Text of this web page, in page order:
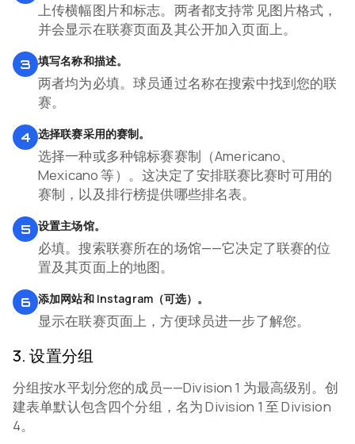
上传横幅图片和标志。两者都支持常见图片格式，
并会显示在联赛页面及其公开加入页面上。
3 填写名称和描述。
两者均为必填。球员通过名称在搜索中找到您的联
赛。
4 选择联赛采用的赛制。
选择一种或多种锦标赛赛制（Americano、
Mexicano 等）。这决定了安排联赛比赛时可用的
赛制，以及排行榜提供哪些排名表。
5 设置主场馆。
必填。搜索联赛所在的场馆——它决定了联赛的位
置及其页面上的地图。
6 添加网站和 Instagram（可选）。
显示在联赛页面上，方便球员进一步了解您。
3.设置分组
分组按水平划分您的成员——Division 1 为最高级别。创
建表单默认包含四个分组，名为 Division 1 至 Division
4。